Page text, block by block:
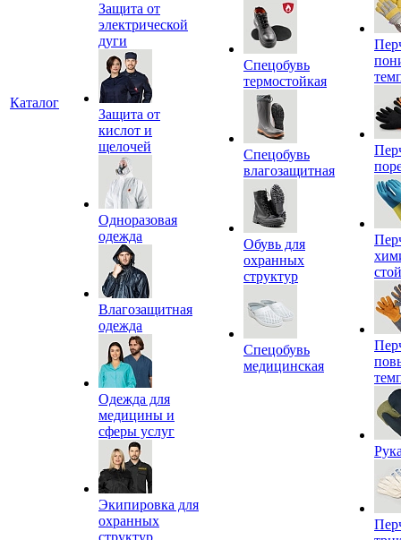
Каталог
Защита от
электрической
дуги
Защита от
кислот и
щелочей
Одноразовая
одежда
Влагозащитная
одежда
Одежда для
медицины и
сферы услуг
Экипировка для
охранных
структур
Спецобувь
термостойкая
Спецобувь
влагозащитная
Обувь для
охранных
структур
Спецобувь
медицинская